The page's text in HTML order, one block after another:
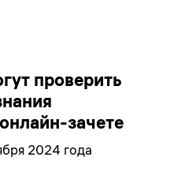
проверить
зачете
2024 года